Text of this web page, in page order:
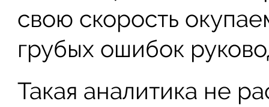
свою скорость
грубых ошибок
Такая аналитика не